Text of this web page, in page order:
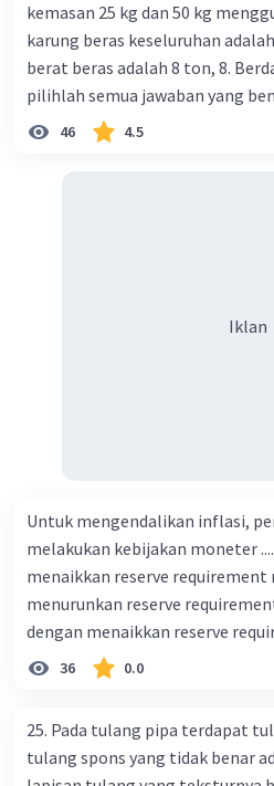
melindungi segenap
darah Indonesia.
Indonesia selalu
perdamaian dunia
tidak memihak negara
kemasan 25 kg dan 50 kg
karung beras keseluruhan
berat beras adalah 8 ton, 8.
pilihlah semua jawaban yang
dari satu. Banyak karung beras
buah. Banyak karung beras
harus dibayar oleh Bu Vina? A.
46 4.5
Iklan
Untuk mengendalikan inflasi,
melakukan kebijakan moneter
menaikkan reserve requirement
menurunkan reserve
dengan menaikkan reserve
dengan menurunkan reserve
Ekspansif dengan menaikkan tingkat
ceteris paribus maka .... a.
bentuk kurva jumlah uang
36 0.0
25. Pada tulang pipa terdapat
tulang spons yang tidak benar